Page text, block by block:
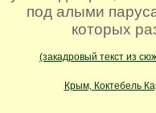
под алыми
которых
(закадровый текст из
Крым, Коктебель